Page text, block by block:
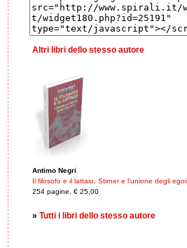
Altri libri dello stesso autore
Antimo Negri
Il filosofo e il lattaio. Stirner e l'unione degli
254 pagine, € 25,00
» Tutti i libri dello stesso autore